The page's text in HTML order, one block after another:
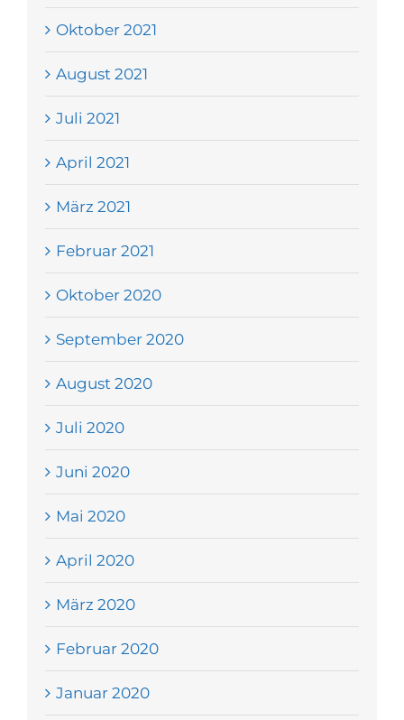
Oktober 2021
August 2021
Juli 2021
April 2021
März 2021
Februar 2021
Oktober 2020
September 2020
August 2020
Juli 2020
Juni 2020
Mai 2020
April 2020
März 2020
Februar 2020
Januar 2020